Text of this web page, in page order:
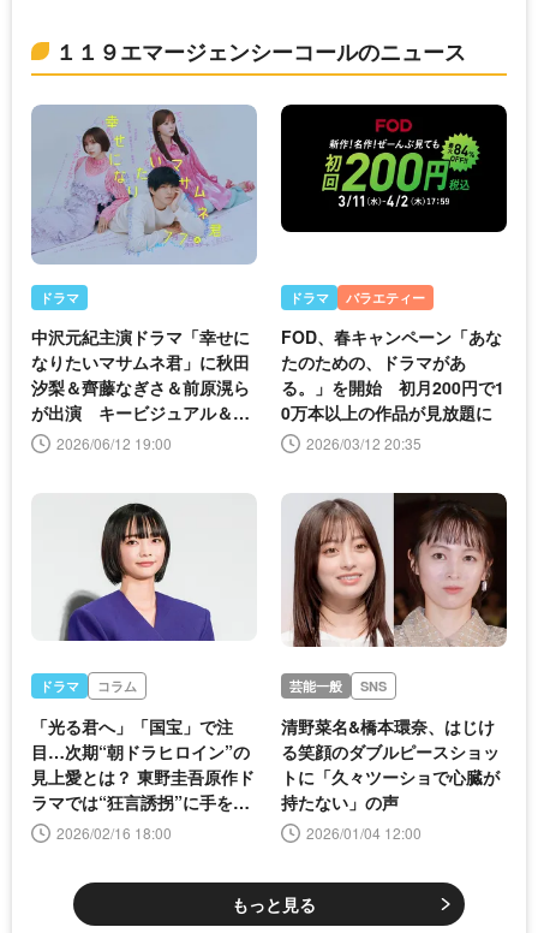
１１９エマージェンシーコールのニュース
ドラマ
中沢元紀主演ドラマ「幸せに
なりたいマサムネ君」に秋田
汐梨＆齊藤なぎさ＆前原滉ら
が出演 キービジュアル＆コ
メントも解禁
2026/06/12 19:00
ドラマ バラエティー
FOD、春キャンペーン「あな
たのための、ドラマがあ
る。」を開始 初月200円で1
0万本以上の作品が見放題に
2026/03/12 20:35
ドラマ コラム
「光る君へ」「国宝」で注
目…次期“朝ドラヒロイン”の
見上愛とは？ 東野圭吾原作ド
ラマでは“狂言誘拐”に手を染
めるダークヒロインに
2026/02/16 18:00
芸能一般 SNS
清野菜名&橋本環奈、はじけ
る笑顔のダブルピースショッ
トに「久々ツーショで心臓が
持たない」の声
2026/01/04 12:00
もっと見る